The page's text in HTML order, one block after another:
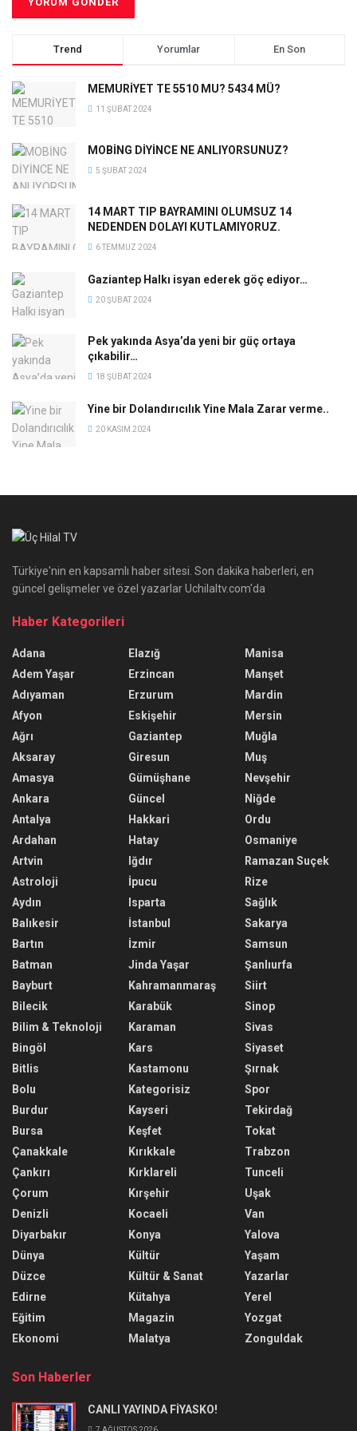
Trend Yorumlar En Son
MEMURİYET TE 5510 MU? 5434 MÜ?
11 ŞUBAT 2024
MOBİNG DİYİNCE NE ANLIYORSUNUZ?
5 ŞUBAT 2024
14 MART TIP BAYRAMINI OLUMSUZ 14
NEDENDEN DOLAYI KUTLAMIYORUZ.
6 TEMMUZ 2024
Gaziantep Halkı isyan ederek göç ediyor…
20 ŞUBAT 2024
Pek yakında Asya’da yeni bir güç ortaya
çıkabilir…
18 ŞUBAT 2024
Yine bir Dolandırıcılık Yine Mala Zarar verme..
20 KASIM 2024
Türkiye'nin en kapsamlı haber sitesi. Son dakika haberleri, en
güncel gelişmeler ve özel yazarlar Uchilaltv.com'da
Haber Kategorileri
Adana
Adem Yaşar
Adıyaman
Afyon
Ağrı
Aksaray
Amasya
Ankara
Antalya
Ardahan
Artvin
Astroloji
Aydın
Balıkesir
Bartın
Batman
Bayburt
Bilecik
Bilim & Teknoloji
Bingöl
Bitlis
Bolu
Burdur
Bursa
Çanakkale
Çankırı
Çorum
Denizli
Diyarbakır
Dünya
Düzce
Edirne
Eğitim
Ekonomi
Elazığ
Erzincan
Erzurum
Eskişehir
Gaziantep
Giresun
Gümüşhane
Güncel
Hakkari
Hatay
Iğdır
İpucu
Isparta
İstanbul
İzmir
Jinda Yaşar
Kahramanmaraş
Karabük
Karaman
Kars
Kastamonu
Kategorisiz
Kayseri
Keşfet
Kırıkkale
Kırklareli
Kırşehir
Kocaeli
Konya
Kültür
Kültür & Sanat
Kütahya
Magazin
Malatya
Manisa
Manşet
Mardin
Mersin
Muğla
Muş
Nevşehir
Niğde
Ordu
Osmaniye
Ramazan Suçek
Rize
Sağlık
Sakarya
Samsun
Şanlıurfa
Siirt
Sinop
Sivas
Siyaset
Şırnak
Spor
Tekirdağ
Tokat
Trabzon
Tunceli
Uşak
Van
Yalova
Yaşam
Yazarlar
Yerel
Yozgat
Zonguldak
Son Haberler
CANLI YAYINDA FİYASKO!